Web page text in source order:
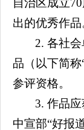
自治区成立
出的优秀作品
2. 各社
品（以下简
参评资格。
3. 作品
中宣部“好报